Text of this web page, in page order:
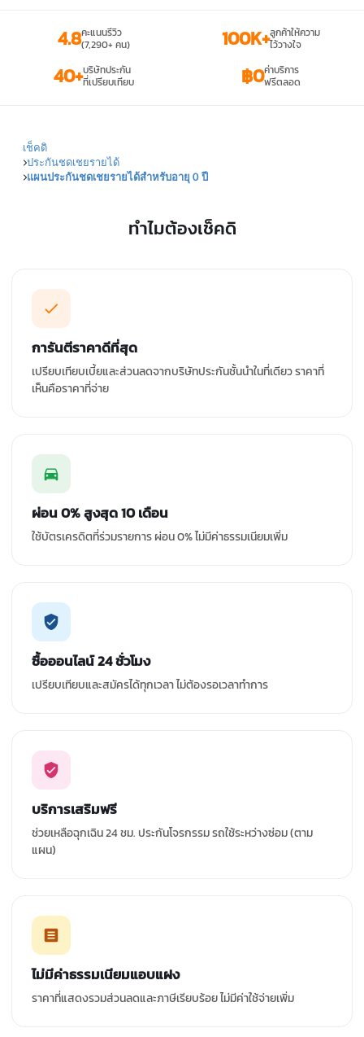
4.8คะแนนรีวิว
(7,290+ คน)
100K+ลูกค้าให้ความ
ไว้วางใจ
40+บริษัทประกัน
ที่เปรียบเทียบ
฿0ค่าบริการ
ฟรีตลอด
เช็คดิ
ประกันชดเชยรายได้
แผนประกันชดเชยรายได้สำหรับอายุ 0 ปี
ทำไมต้องเช็คดิ
การันตีราคาดีที่สุด
เปรียบเทียบเบี้ยและส่วนลดจากบริษัทประกันชั้นนำในที่เดียว ราคาที่
เห็นคือราคาที่จ่าย
ผ่อน 0% สูงสุด 10 เดือน
ใช้บัตรเครดิตที่ร่วมรายการ ผ่อน 0% ไม่มีค่าธรรมเนียมเพิ่ม
ซื้อออนไลน์ 24 ชั่วโมง
เปรียบเทียบและสมัครได้ทุกเวลา ไม่ต้องรอเวลาทำการ
บริการเสริมฟรี
ช่วยเหลือฉุกเฉิน 24 ชม. ประกันโจรกรรม รถใช้ระหว่างซ่อม (ตาม
แผน)
ไม่มีค่าธรรมเนียมแอบแฝง
ราคาที่แสดงรวมส่วนลดและภาษีเรียบร้อย ไม่มีค่าใช้จ่ายเพิ่ม